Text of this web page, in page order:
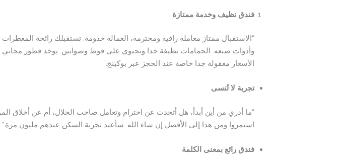
فندق نظيف وخدمة ممتازة
“الاستقبال ممتاز معاملة راقية ومحترمة، العمالة خدومة. تستقبلك رائحة
وأدوات صنعه. الحمامات نظيفة جدا وتحتوي على فوط وصوابين. يوجد فطور
الأسعار معقولة جدا خاصة عند الحجز عبر بوكينج.”
تجربة لا تُنسى
“ما أدري من أين أبدأ، هل أتحدث عن احترام وتعامل صاحب الحلال، أم عن أخلاق
استمروا ومن هذا إلى الأفضل إن شاء الله. سأعيد تجربة السكن عندهم مليون مرة.”
فندق رائع بمعنى الكلمة